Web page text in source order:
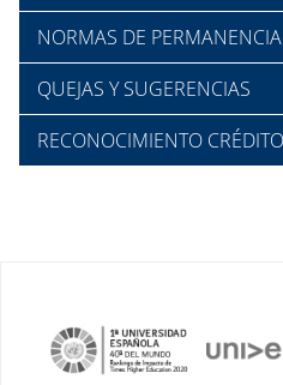
NORMAS DE PERMANENCIA
QUEJAS Y SUGERENCIAS
RECONOCIMIENTO